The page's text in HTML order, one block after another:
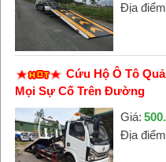
Địa
Cứu Hộ Ô Tô
Mọi Sự Cố Trên Đường
Giá:
Địa